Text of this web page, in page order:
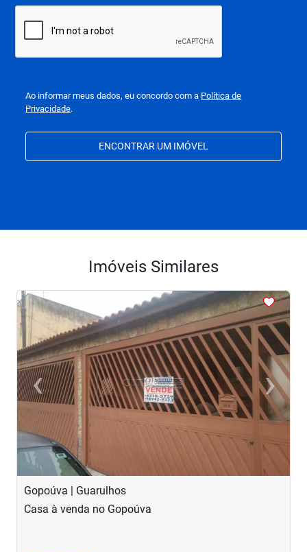
Ao informar meus dados, eu concordo com a Política de
Privacidade.
ENCONTRAR UM IMÓVEL
Imóveis Similares
<<<<
‹Previous ›Next
Gopoúva | Guarulhos
Casa à venda no Gopoúva